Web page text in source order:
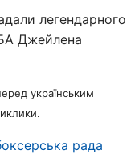
легендарного
Джейлена
українським
рада